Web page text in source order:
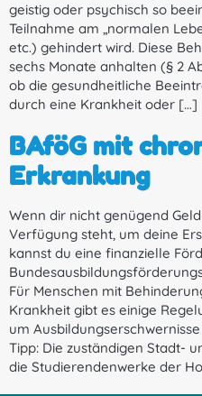
geistig oder psychisch so
Teilnahme am „normalen
etc.) gehindert wird. Diese
sechs Monate anhalten (§ 2
ob die gesundheitliche
durch eine Krankheit oder […]
BAföG mit
Erkrankung
Wenn dir nicht genügend
Verfügung steht, um deine
kannst du eine finanzielle
Für Menschen mit
Krankheit gibt es einige
um
Tipp: Die zuständigen Stadt-
die Studierendenwerke der